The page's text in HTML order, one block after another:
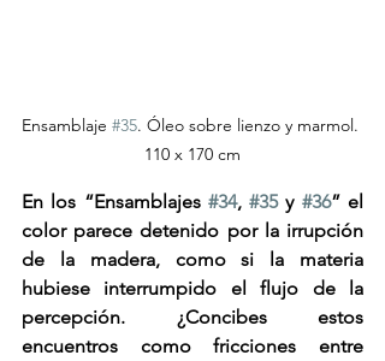
Ensamblaje #35. Óleo sobre lienzo y marmol.
110 x 170 cm
En los “Ensamblajes #34, #35 y #36” el
color parece detenido por la irrupción
de la madera, como si la materia
hubiese interrumpido el flujo de la
percepción. ¿Concibes estos
encuentros como fricciones entre